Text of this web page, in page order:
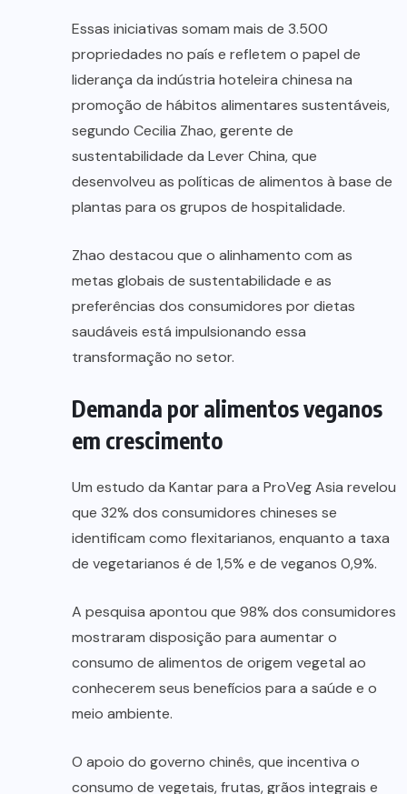
Essas iniciativas somam mais de 3.500
propriedades no país e refletem o papel de
liderança da indústria hoteleira chinesa na
promoção de hábitos alimentares sustentáveis,
segundo Cecilia Zhao, gerente de
sustentabilidade da Lever China, que
desenvolveu as políticas de alimentos à base de
plantas para os grupos de hospitalidade.
Zhao destacou que o alinhamento com as
metas globais de sustentabilidade e as
preferências dos consumidores por dietas
saudáveis está impulsionando essa
transformação no setor.
Demanda por alimentos veganos
em crescimento
Um estudo da Kantar para a ProVeg Asia revelou
que 32% dos consumidores chineses se
identificam como flexitarianos, enquanto a taxa
de vegetarianos é de 1,5% e de veganos 0,9%.
A pesquisa apontou que 98% dos consumidores
mostraram disposição para aumentar o
consumo de alimentos de origem vegetal ao
conhecerem seus benefícios para a saúde e o
meio ambiente.
O apoio do governo chinês, que incentiva o
consumo de vegetais, frutas, grãos integrais e